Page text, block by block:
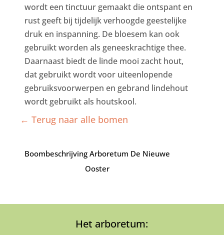
wordt een tinctuur gemaakt die ontspant en
rust geeft bij tijdelijk verhoogde geestelijke
druk en inspanning. De bloesem kan ook
gebruikt worden als geneeskrachtige thee.
Daarnaast biedt de linde mooi zacht hout,
dat gebruikt wordt voor uiteenlopende
gebruiksvoorwerpen en gebrand lindehout
wordt gebruikt als houtskool.
← Terug naar alle bomen
Boombeschrijving Arboretum De Nieuwe
Ooster
Het arboretum: